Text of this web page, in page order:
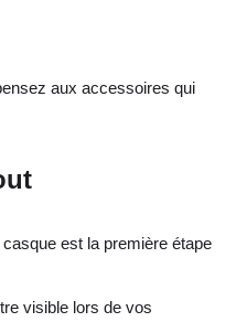
aux accessoires qui
est la première étape
visible lors de vos